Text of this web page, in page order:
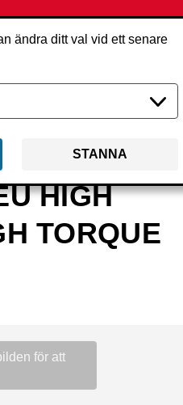
ändra ditt val vid ett senare
STANNA
& Skruvdragare
HIGH
TORQUE